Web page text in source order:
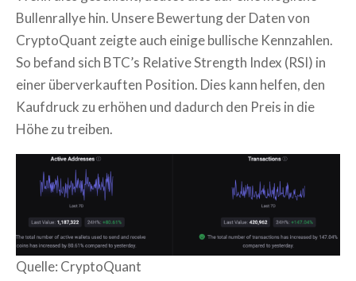
Bullenrallye hin. Unsere Bewertung der Daten von
CryptoQuant zeigte auch einige bullische Kennzahlen.
So befand sich BTC’s Relative Strength Index (RSI) in
einer überverkauften Position. Dies kann helfen, den
Kaufdruck zu erhöhen und dadurch den Preis in die
Höhe zu treiben.
Quelle: CryptoQuant